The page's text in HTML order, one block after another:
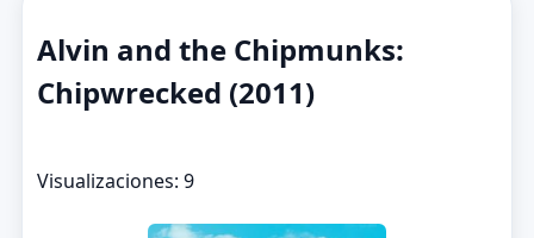
Alvin and the Chipmunks:
Chipwrecked (2011)
Visualizaciones: 9